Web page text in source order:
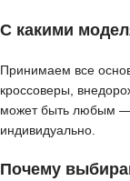
С какими
Принимаем все
кроссоверы,
может быть любым —
индивидуально.
Почему